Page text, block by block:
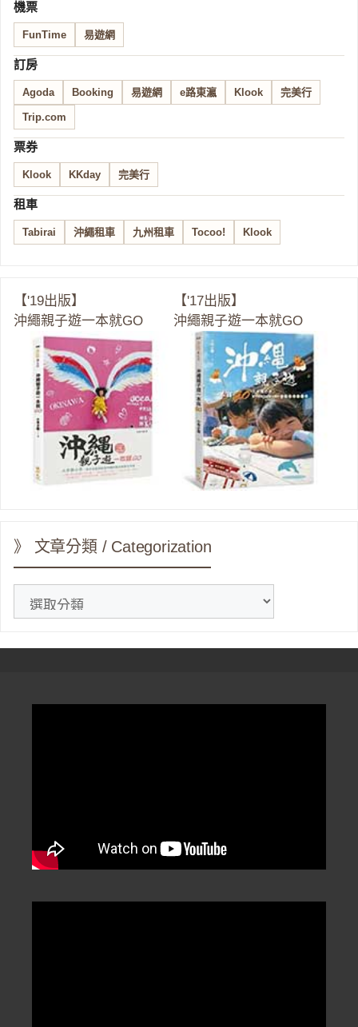
機票
FunTime 易遊網
訂房
Agoda Booking 易遊網 e路東瀛 Klook 完美行
Trip.com
票券
Klook KKday 完美行
租車
Tabirai 沖繩租車 九州租車 Tocoo! Klook
【'19出版】
沖繩親子遊一本就GO
【'17出版】
沖繩親子遊一本就GO
》 文章分類 / Categorization
分